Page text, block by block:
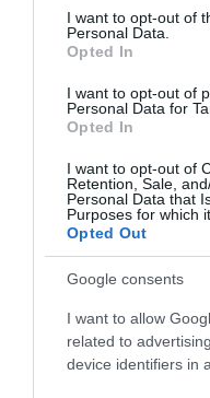
consent section.
I want to opt-out of
Personal Data.
Opted In
I want to opt-out of
Personal Data for
Opted In
I want to opt-out of
Retention, Sale,
Personal Data that
Purposes for which
Opted Out
Google consents
I want to allow
related to
device identifiers in
Értékelések
4.5 4
3